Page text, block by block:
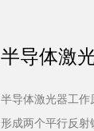
半导体激
半导体激光器工
形成两个平行反